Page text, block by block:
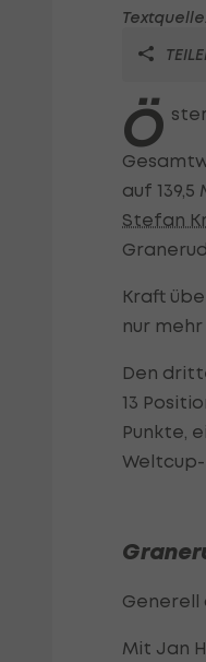
Ö
auf
Stefan
Kraft
nur
Den
13
Punkte,
Generell
Mit Jan